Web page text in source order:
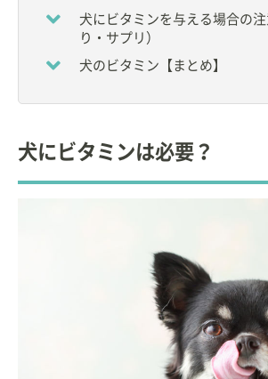
研究：動物の代謝・内分泌学、
犬にビタミンを与える場合の
り・サプリ）
犬のビタミン【まとめ】
犬にビタミンは必要？